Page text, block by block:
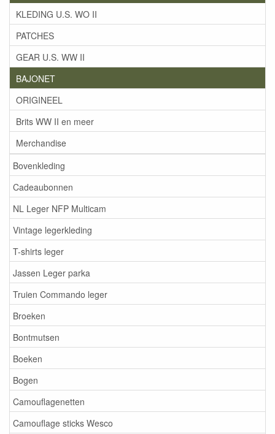
KLEDING U.S. WO II
PATCHES
GEAR U.S. WW II
BAJONET
ORIGINEEL
Brits WW II en meer
Merchandise
Bovenkleding
Cadeaubonnen
NL Leger NFP Multicam
Vintage legerkleding
T-shirts leger
Jassen Leger parka
Truien Commando leger
Broeken
Bontmutsen
Boeken
Bogen
Camouflagenetten
Camouflage sticks Wesco